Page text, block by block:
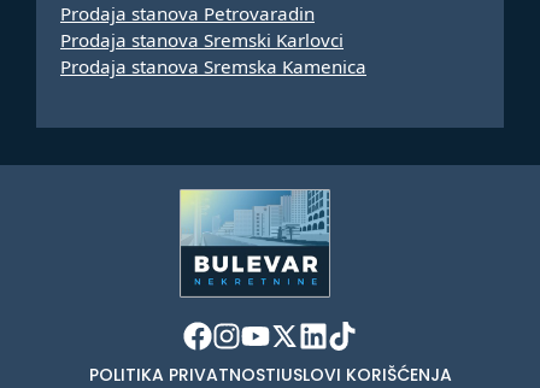
Prodaja stanova Petrovaradin
Prodaja stanova Sremski Karlovci
Prodaja stanova Sremska Kamenica
POLITIKA PRIVATNOSTIUSLOVI KORIŠĆENJA